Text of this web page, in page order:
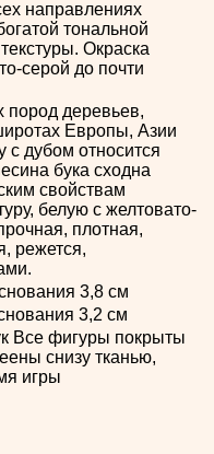
направлениях
тональной
Окраска
серой до почти
пород деревьев,
Европы, Азии
дубом относится
бука сходна
свойствам
белую с желтовато-
плотная,
режется,
3,8 см
3,2 см
Все фигуры покрыты
снизу тканью,
игры